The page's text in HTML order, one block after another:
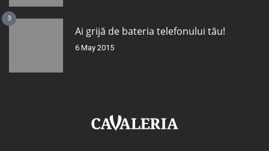
3
Ai grijă de bateria telefonului tău!
6 May 2015